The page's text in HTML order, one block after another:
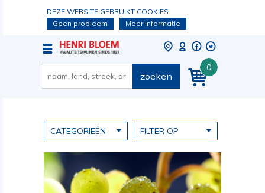
DEZE WEBSITE GEBRUIKT COOKIES
Geen probleem
Meer informatie
0
zoeken
CATEGORIEËN FILTER OP